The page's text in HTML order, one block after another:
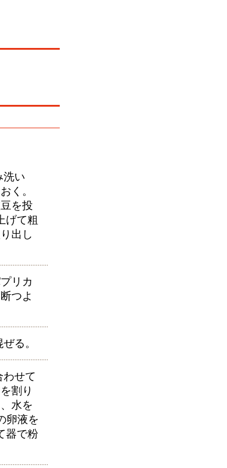
洗い
く。
を投
げて粗
出し
リカ
つよ
る。
わせて
割り
水を
卵液を
器で粉